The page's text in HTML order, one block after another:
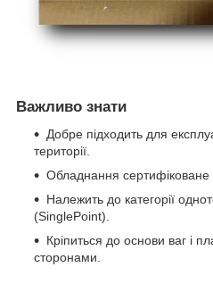
Важливо знати
Добре підходить для
території.
Обладнання сертифіковане
Належить до категорії
(SinglePoint).
Кріпиться до основи ваг і
сторонами.